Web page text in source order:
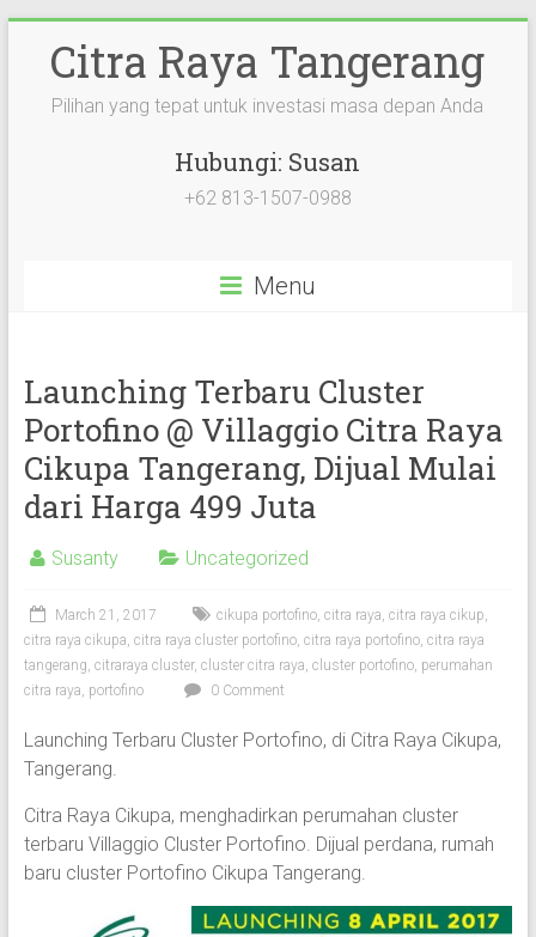
Citra Raya Tangerang
Pilihan yang tepat untuk investasi masa depan Anda
Hubungi: Susan
+62 813-1507-0988
Menu
Launching Terbaru Cluster
Portofino @ Villaggio Citra Raya
Cikupa Tangerang, Dijual Mulai
dari Harga 499 Juta
Susanty Uncategorized
March 21, 2017 cikupa portofino, citra raya, citra raya cikup,
citra raya cikupa, citra raya cluster portofino, citra raya portofino, citra raya
tangerang, citraraya cluster, cluster citra raya, cluster portofino, perumahan
citra raya, portofino 0 Comment
Launching Terbaru Cluster Portofino, di Citra Raya Cikupa,
Tangerang.
Citra Raya Cikupa, menghadirkan perumahan cluster
terbaru Villaggio Cluster Portofino. Dijual perdana, rumah
baru cluster Portofino Cikupa Tangerang.